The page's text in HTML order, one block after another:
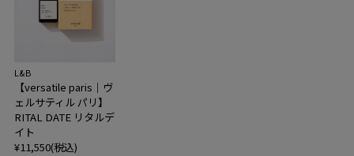
L&B
【versatile paris｜ヴ
ェルサティル パリ】
RITAL DATE リタルデ
イト
¥11,550(税込)